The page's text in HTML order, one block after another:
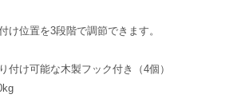
け位置を3段階で調節できます。
付け可能な木製フック付き（4個）